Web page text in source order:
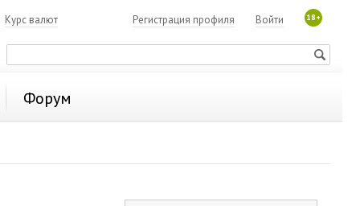
Курс валют 18+
Войти
Регистрация профиля
Форум